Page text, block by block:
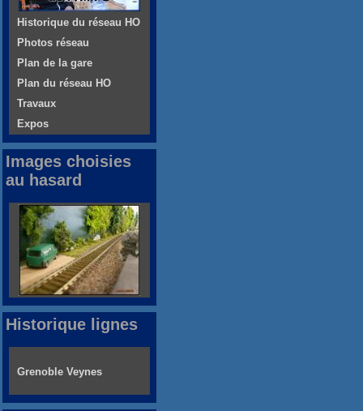
Historique du réseau HO
Photos réseau
Plan de la gare
Plan du réseau HO
Travaux
Expos
Images choisies
au hasard
Historique lignes
Grenoble Veynes